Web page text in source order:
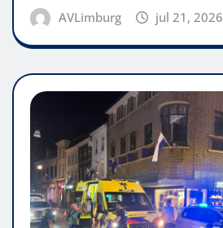
AVLimburg jul 21, 2026